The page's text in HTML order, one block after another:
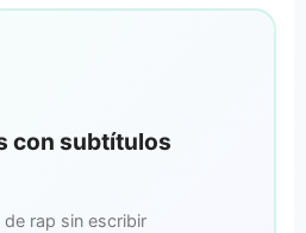
con subtítulos
rap sin escribir